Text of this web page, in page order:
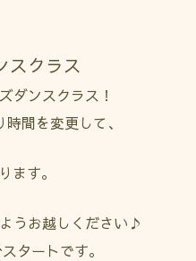
スクラス
ダンスクラス！
間を変更して、
す。
うお越しください♪
タートです。